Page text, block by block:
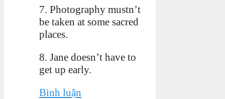
7. Photography mustn’t
be taken at some sacred
places.
8. Jane doesn’t have to
get up early.
Bình luận